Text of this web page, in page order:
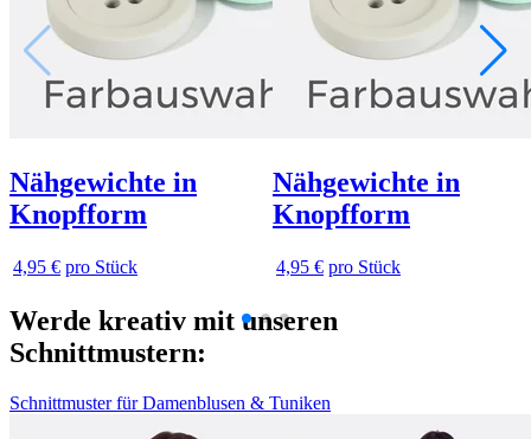
Nähgewichte in
Knopfform
4,95 € pro Stück
Nähgewichte in
Knopfform
4,95 € pro Stück
Werde kreativ mit unseren
Schnittmustern:
Schnittmuster für Damenblusen & Tuniken